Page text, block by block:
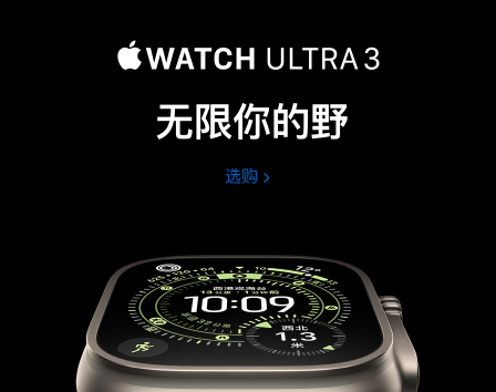
无限你的野
选购 Apple
3